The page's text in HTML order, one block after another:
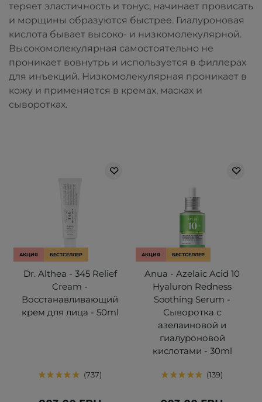
теряет эластичность и тонус, начинает провисать
и морщины образуются быстрее. Гиалуроновая
кислота бывает высоко- и низкомолекулярной.
Высокомолекулярная самостоятельно не
проникает вовнутрь и используется в филлерах
для инъекций. Низкомолекулярная проникает в
кожу и применяется в кремах, масках и
сыворотках.
АКЦИЯ БЕСТСЕЛЛЕР
Dr. Althea - 345 Relief
Cream -
Восстанавливающий
крем для лица - 50ml
737
АКЦИЯ БЕСТСЕЛЛЕР
Anua - Azelaic Acid 10
Hyaluron Redness
Soothing Serum -
Сыворотка с
азелаиновой и
гиалуроновой
кислотами - 30ml
139